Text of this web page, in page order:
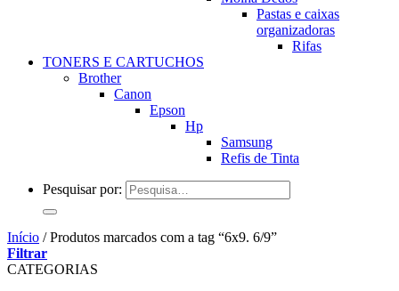
Pastas e caixas
organizadoras
Rifas
TONERS E CARTUCHOS
Brother
Canon
Epson
Hp
Samsung
Refis de Tinta
Pesquisar por:
Início /Produtos marcados com a tag “6x9. 6/9”
Filtrar
CATEGORIAS